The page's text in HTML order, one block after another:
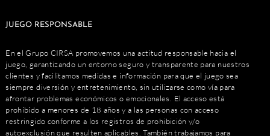
JUEGO RESPONSABLE
En el Grupo CIRSA promovemos una actitud responsable hacia el
juego, garantizando un entorno seguro y transparente para nuestros
clientes y facilitamos medidas e información para que el juego sea
siempre diversión y entretenimiento, sin utilizarse como vía para
afrontar problemas económicos o emocionales. El acceso está
prohibido a menores de 18 años y a las personas con acceso
restringido conforme a los registros de prohibición y/o
autoexclusión que resulten aplicables. También trabajamos para